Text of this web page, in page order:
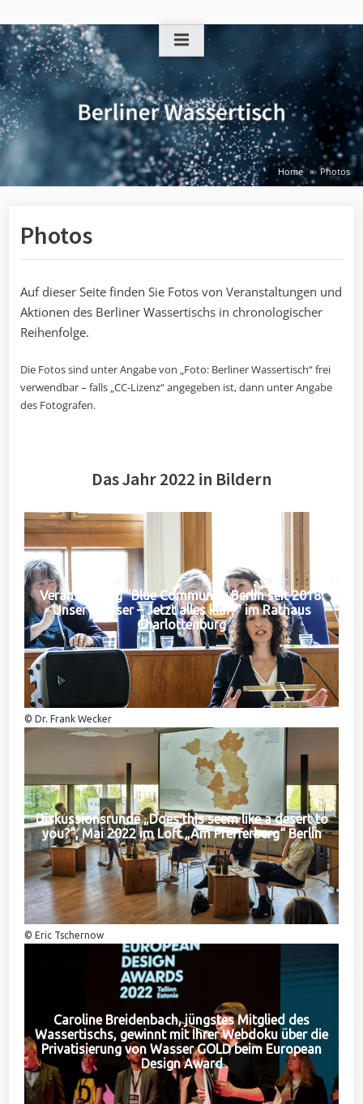
to
content
Home Photos
Photos
Auf dieser Seite finden Sie Fotos von Veranstaltungen und
Aktionen des Berliner Wassertischs in chronologischer
Reihenfolge.
Die Fotos sind unter Angabe von „Foto: Berliner Wassertisch“ frei
verwendbar – falls „CC-Lizenz“ angegeben ist, dann unter Angabe
des Fotografen.
Das Jahr 2022 in Bildern
Veranstaltung "Blue Community Berlin seit 2018:
Unser Wasser – Jetzt alles klar?" im Rathaus
Charlottenburg
© Dr. Frank Wecker
Diskussionsrunde „Does this seem like a desert to
you?“, Mai 2022 im Loft „Am Pfefferberg“ Berlin
© Eric Tschernow
Caroline Breidenbach, jüngstes Mitglied des
Wassertischs, gewinnt mit Ihrer Webdoku über die
Privatisierung von Wasser GOLD beim European
Design Award